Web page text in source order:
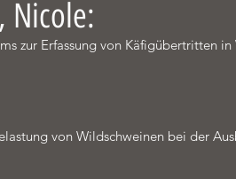
Nicole:
zur Erfassung von Käfigübertritten
von Wildschweinen bei der